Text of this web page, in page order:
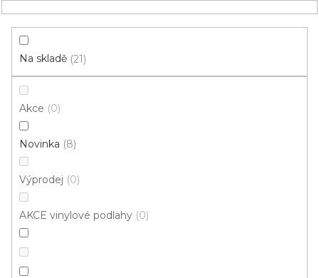
obsah
HLEDAT
NÁKUPNÍ
Vinylové podlahy
4V mikro
Na skladě 21
Akce 0
Novinka 8
Výprodej 0
AKCE vinylové podlahy 0